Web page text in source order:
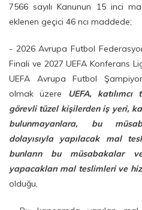
7566 sayılı Kanunun 15 inci
eklenen geçici 46 ncı maddede;
- 2026 Avrupa Futbol
Finali ve 2027 UEFA Konferans
UEFA Avrupa Futbol
olmak üzere UEFA,
görevli tüzel kişilerden iş yeri,
bulunmayanlara, bu
dolayısıyla yapılacak mal
bunların bu müsabakalar
yapacakları mal teslimleri ve
olduğu,